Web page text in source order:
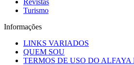
Turismo
Informações
LINKS VARIADOS
QUEM SOU
TERMOS DE USO DO ALFAYA